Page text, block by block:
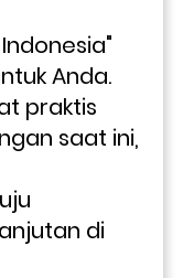
Anda.
praktis
saat ini,
di